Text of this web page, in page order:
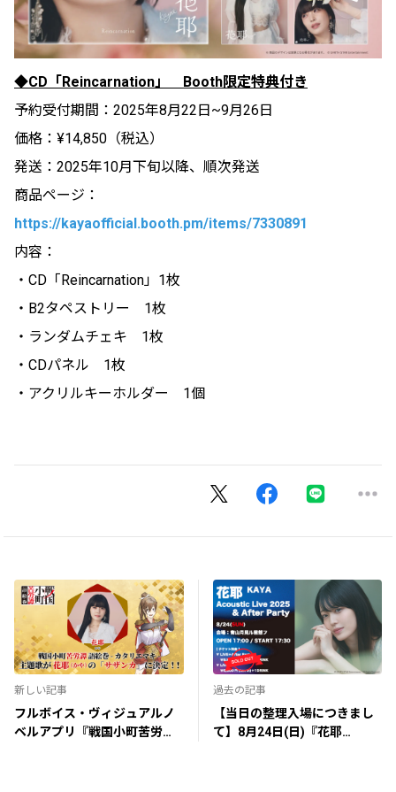
◆CD「Reincarnation」 Booth限定特典付き
予約受付期間：2025年8月22日~9月26日
価格：¥14,850（税込）
発送：2025年10月下旬以降、順次発送
商品ページ：
https://kayaofficial.booth.pm/items/7330891
内容：
・CD「Reincarnation」1枚
・B2タペストリー 1枚
・ランダムチェキ 1枚
・CDパネル 1枚
・アクリルキーホルダー 1個
新しい記事
フルボイス・ヴィジュアルノ
ベルアプリ『戦国小町苦労譚
過去の記事
【当日の整理入場につきまし
て】8月24日(日)『花耶